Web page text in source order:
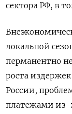
сектора РФ, в
локальной
перманентно
роста
России,
платежами из-